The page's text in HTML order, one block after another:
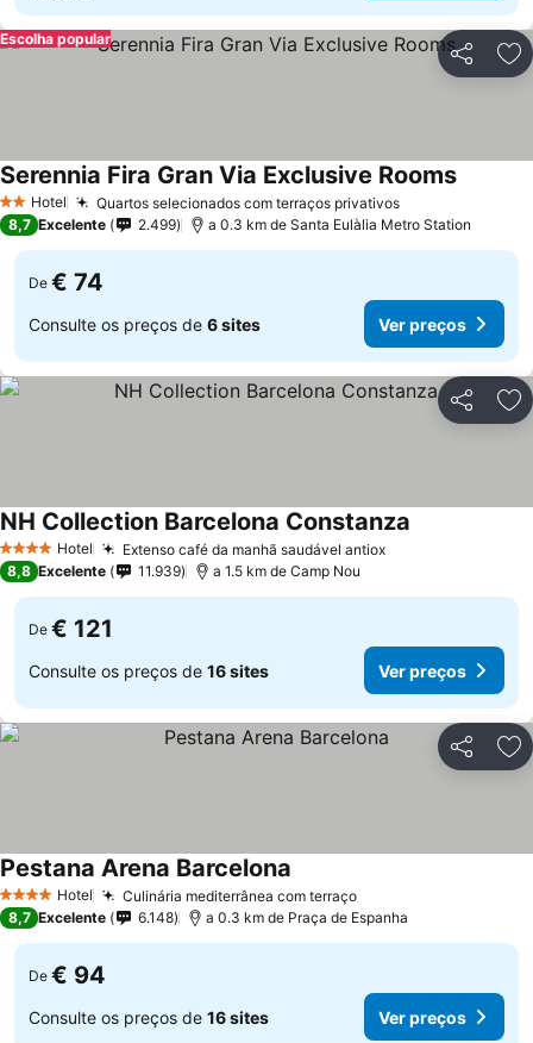
Partilhar
Escolha popular
2 Estrelas
Hotel Quartos selecionados com terraços privativosVer preços
Serennia Fira Gran Via Exclusive RoomsVer
8,7 Excelente 2.499 a 0.3 km de Santa Eulàlia Metro Station
De € 74
Consulte os preços de 6 sites Ver preços
Partilhar
4 EstrelasHotel Extenso café da manhã saudável antioxVer preços
NH Collection Barcelona Constanza
8,8 Excelente 11.939 a 1.5 km de Camp Nou
De € 121
Consulte os preços de 16 sites Ver preços
Partilhar
4 EstrelasHotel Culinária mediterrânea com terraçoVer preços
Pestana Arena Barcelona
8,7 Excelente 6.148 a 0.3 km de Praça de Espanha
De € 94
Consulte os preços de 16 sites Ver preços